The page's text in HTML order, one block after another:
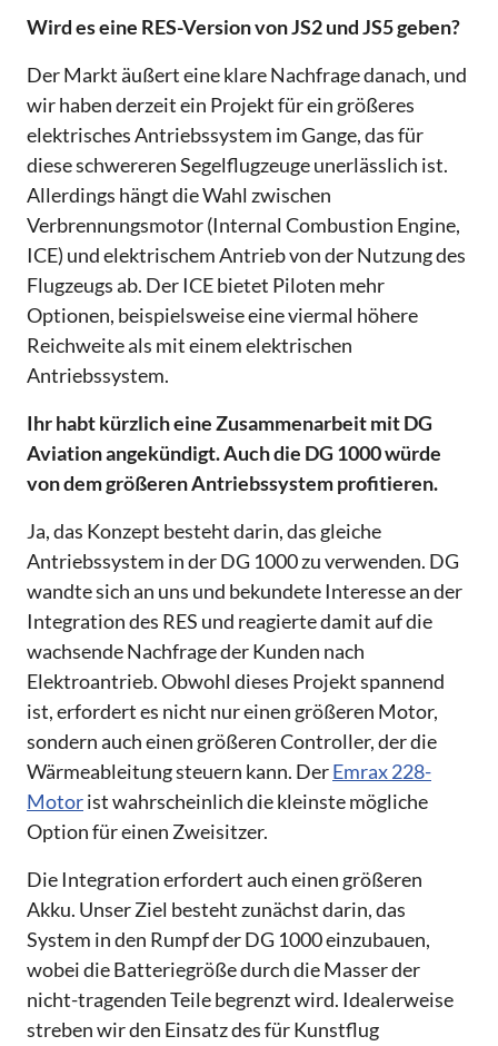
Wird es eine RES-Version von JS2 und JS5 geben?
Der Markt äußert eine klare Nachfrage danach, und
wir haben derzeit ein Projekt für ein größeres
elektrisches Antriebssystem im Gange, das für
diese schwereren Segelflugzeuge unerlässlich ist.
Allerdings hängt die Wahl zwischen
Verbrennungsmotor (Internal Combustion Engine,
ICE) und elektrischem Antrieb von der Nutzung des
Flugzeugs ab. Der ICE bietet Piloten mehr
Optionen, beispielsweise eine viermal höhere
Reichweite als mit einem elektrischen
Antriebssystem.
Ihr habt kürzlich eine Zusammenarbeit mit DG
Aviation angekündigt. Auch die DG 1000 würde
von dem größeren Antriebssystem profitieren.
Ja, das Konzept besteht darin, das gleiche
Antriebssystem in der DG 1000 zu verwenden. DG
wandte sich an uns und bekundete Interesse an der
Integration des RES und reagierte damit auf die
wachsende Nachfrage der Kunden nach
Elektroantrieb. Obwohl dieses Projekt spannend
ist, erfordert es nicht nur einen größeren Motor,
sondern auch einen größeren Controller, der die
Wärmeableitung steuern kann. DerEmrax 228-
Motorist wahrscheinlich die kleinste mögliche
Option für einen Zweisitzer.
Die Integration erfordert auch einen größeren
Akku. Unser Ziel besteht zunächst darin, das
System in den Rumpf der DG 1000 einzubauen,
wobei die Batteriegröße durch die Masser der
nicht-tragenden Teile begrenzt wird. Idealerweise
streben wir den Einsatz des für Kunstflug